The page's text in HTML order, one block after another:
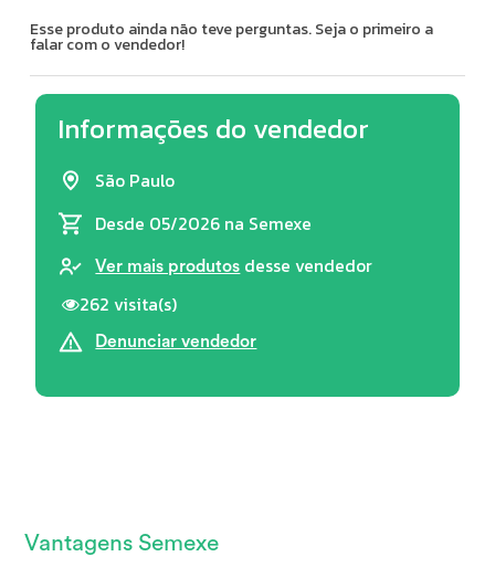
Esse produto ainda não teve perguntas. Seja o primeiro a
falar com o vendedor!
Informações do vendedor
São Paulo
Desde 05/2026 na Semexe
Ver mais produtos desse vendedor
262 visita(s)
Denunciar vendedor
Vantagens Semexe